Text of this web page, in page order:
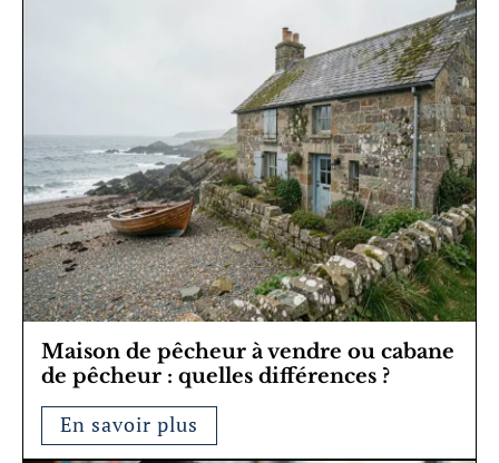
Maison de pêcheur à vendre ou cabane
de pêcheur : quelles différences ?
En savoir plus